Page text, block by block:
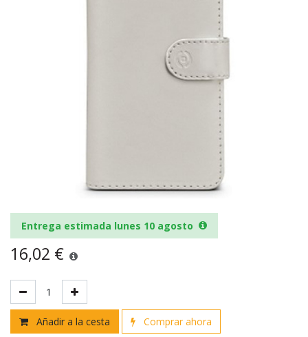
Entrega estimada lunes 10 agosto
16,02 €
Añadir a la cesta Comprar ahora